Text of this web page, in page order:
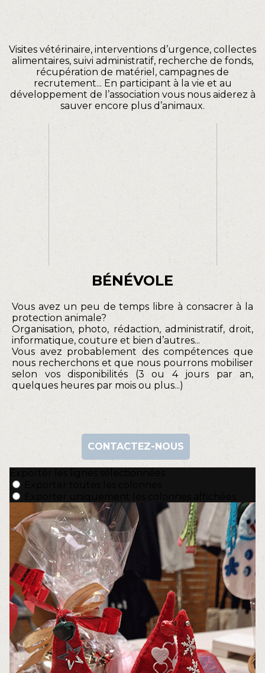
Visites vétérinaire, interventions d’urgence, collectes
alimentaires, suivi administratif, recherche de fonds,
récupération de matériel, campagnes de
recrutement... En participant à la vie et au
développement de l’association vous nous aiderez à
sauver encore plus d’animaux.
BÉNÉVOLE
Vous avez un peu de temps libre à consacrer à la
protection animale?
Organisation, photo, rédaction, administratif, droit,
informatique, couture et bien d’autres...
Vous avez probablement des compétences que
nous recherchons et que nous pourrons mobiliser
selon vos disponibilités (3 ou 4 jours par an,
quelques heures par mois ou plus...)
CONTACTEZ-NOUS